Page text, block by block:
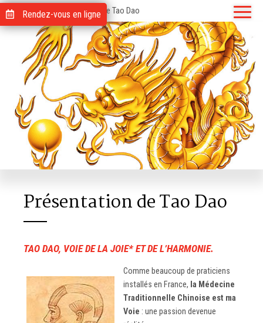
Accueil> Présentation de Tao Dao
Présentation de Tao Dao
TAO DAO, VOIE DE LA JOIE* ET DE L’HARMONIE.
Comme beaucoup de praticiens
installés en France, la Médecine
Traditionnelle Chinoise est ma
Voie : une passion devenue
Rendez-vous en ligne